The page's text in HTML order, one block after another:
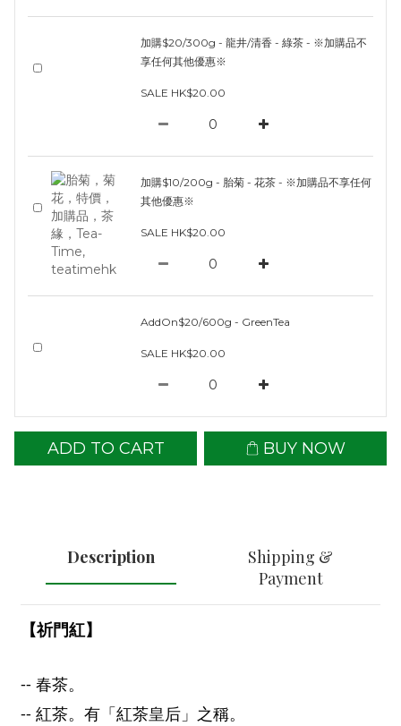
加購$20/300g - 龍井/清香 - 綠茶 - ※加購品不
享任何其他優惠※
SALE HK$20.00
加購$10/200g - 胎菊 - 花茶 - ※加購品不享任何
其他優惠※
SALE HK$20.00
AddOn$20/600g - GreenTea
SALE HK$20.00
ADD TO CART BUY NOW
Description
Shipping &
Payment
【祈門紅】
-- 春茶。
-- 紅茶。有「紅茶皇后」之稱。